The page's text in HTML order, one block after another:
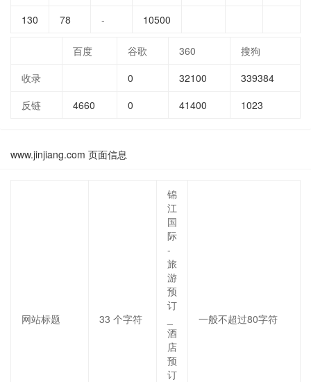
130
78 - 10500
百度 谷歌 360
搜狗
收录
0 32100
339384
反链
4660 0 41400 1023
www.jinjiang.com 页面信息
网站标题 33 个字符
锦
江
国
际
-
旅
游
预
订
酒
店
预
订
一般不超过80字符